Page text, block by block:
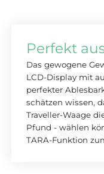
Perfekt
Das gewogene
LCD-Display mit
perfekter
schätzen wissen,
Traveller-Waage
Pfund - wählen
TARA-Funktion